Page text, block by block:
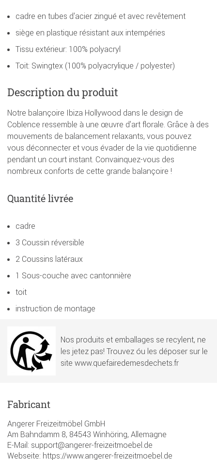
cadre en tubes d'acier zingué et avec revêtement
siège en plastique résistant aux intempéries
Tissu extérieur: 100% polyacryl
Toit: Swingtex (100% polyacrylique / polyester)
Description du produit
Notre balançoire Ibiza Hollywood dans le design de
Coblence ressemble à une œuvre d'art florale. Grâce à des
mouvements de balancement relaxants, vous pouvez
vous déconnecter et vous évader de la vie quotidienne
pendant un court instant. Convainquez-vous des
nombreux conforts de cette grande balançoire !
Quantité livrée
cadre
3 Coussin réversible
2 Coussins latéraux
1 Sous-couche avec cantonnière
toit
instruction de montage
Nos produits et emballages se recylent, ne
les jetez pas! Trouvez óu les déposer sur le
site www.quefairedemesdechets.fr
Fabricant
Angerer Freizeitmöbel GmbH
Am Bahndamm 8, 84543 Winhöring, Allemagne
E-Mail: support@angerer-freizeitmoebel.de
Webseite: https://www.angerer-freizeitmoebel.de